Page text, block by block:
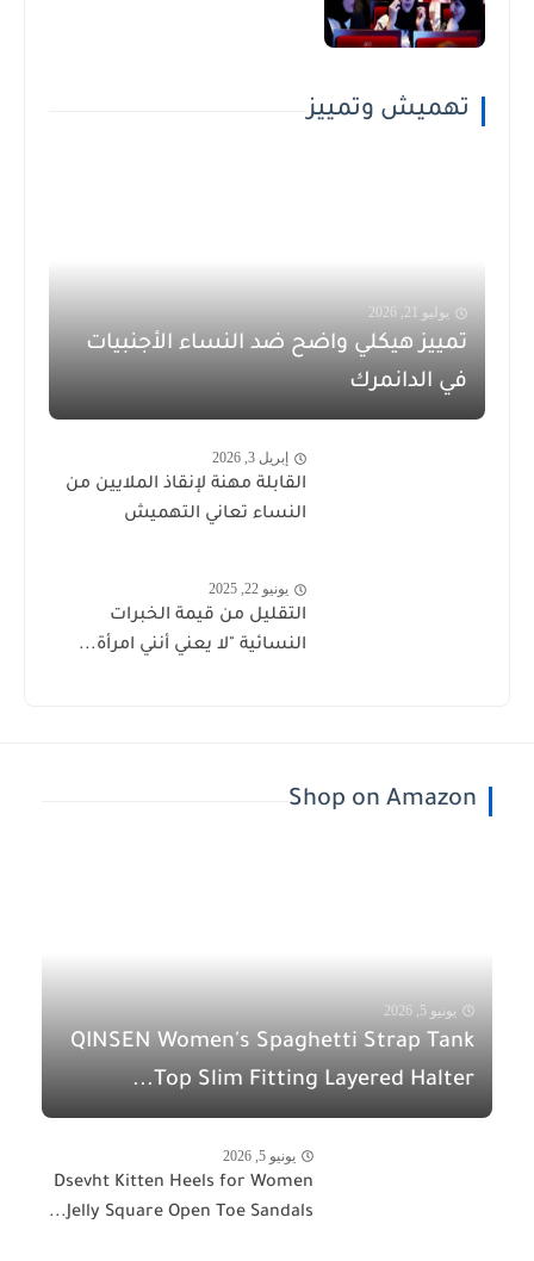
تهميش وتمييز
يوليو 21, 2026
تمييز هيكلي واضح ضد النساء الأجنبيات
في الدانمرك
إبريل 3, 2026
القابلة مهنة لإنقاذ الملايين من
النساء تعاني التهميش
يونيو 22, 2025
التقليل من قيمة الخبرات
النسائية "لا يعني أنني امرأة...
Shop on Amazon
يونيو 5, 2026
QINSEN Women's Spaghetti Strap Tank
Top Slim Fitting Layered Halter...
يونيو 5, 2026
Dsevht Kitten Heels for Women
Jelly Square Open Toe Sandals...